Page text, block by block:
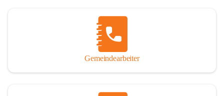
Gemeindearbeiter